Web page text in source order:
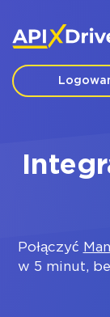
Połączyć
w 5 minut,